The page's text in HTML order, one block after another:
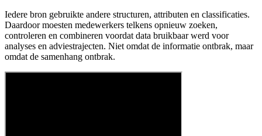
Iedere bron gebruikte andere structuren, attributen en classificaties.
Daardoor moesten medewerkers telkens opnieuw zoeken,
controleren en combineren voordat data bruikbaar werd voor
analyses en adviestrajecten. Niet omdat de informatie ontbrak, maar
omdat de samenhang ontbrak.